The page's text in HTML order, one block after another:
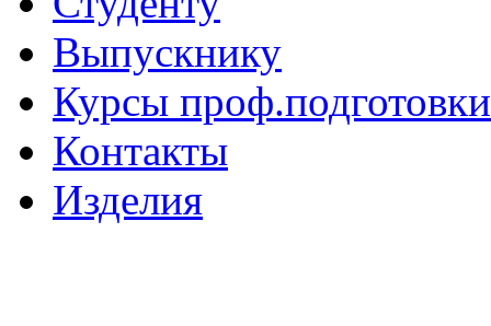
Выпускнику
Курсы проф.подготовки
Контакты
Изделия